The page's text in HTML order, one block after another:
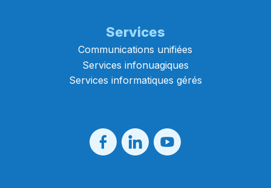
Services
Communications unifiées
Services infonuagiques
Services informatiques gérés